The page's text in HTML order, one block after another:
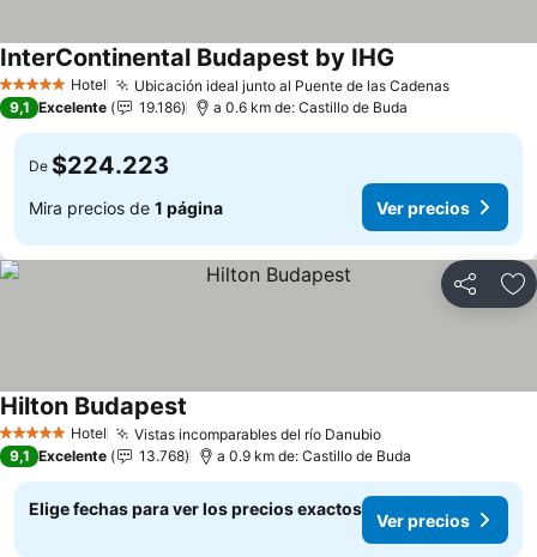
5 Estrellas Hotel Ubicación ideal junto al Puente de las Cadenas
InterContinental Budapest by IHG
9,1 Excelente 19.186 a 0.6 km de: Castillo de Buda
De $224.223
Mira precios de 1 página Ver precios
Compartir
5 Estrellas Hotel Vistas incomparables del río Danubio
Hilton Budapest
9,1 Excelente 13.768 a 0.9 km de: Castillo de Buda
Elige fechas para ver los precios exactos
Ver precios